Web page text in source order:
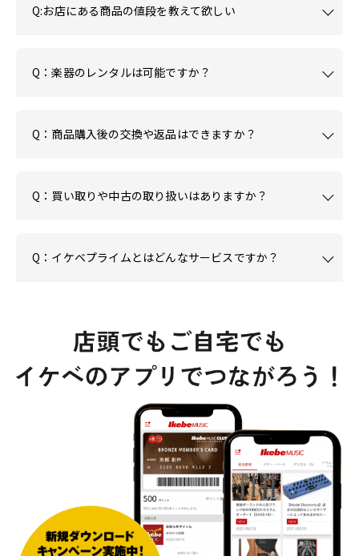
Q:お店にある商品の値段を教えて欲しい
Q：楽器のレンタルは可能ですか？
Q：商品購入後の交換や返品はできますか？
Q：買い取りや中古の取り扱いはありますか？
Q：イケベプライムとはどんなサービスですか？